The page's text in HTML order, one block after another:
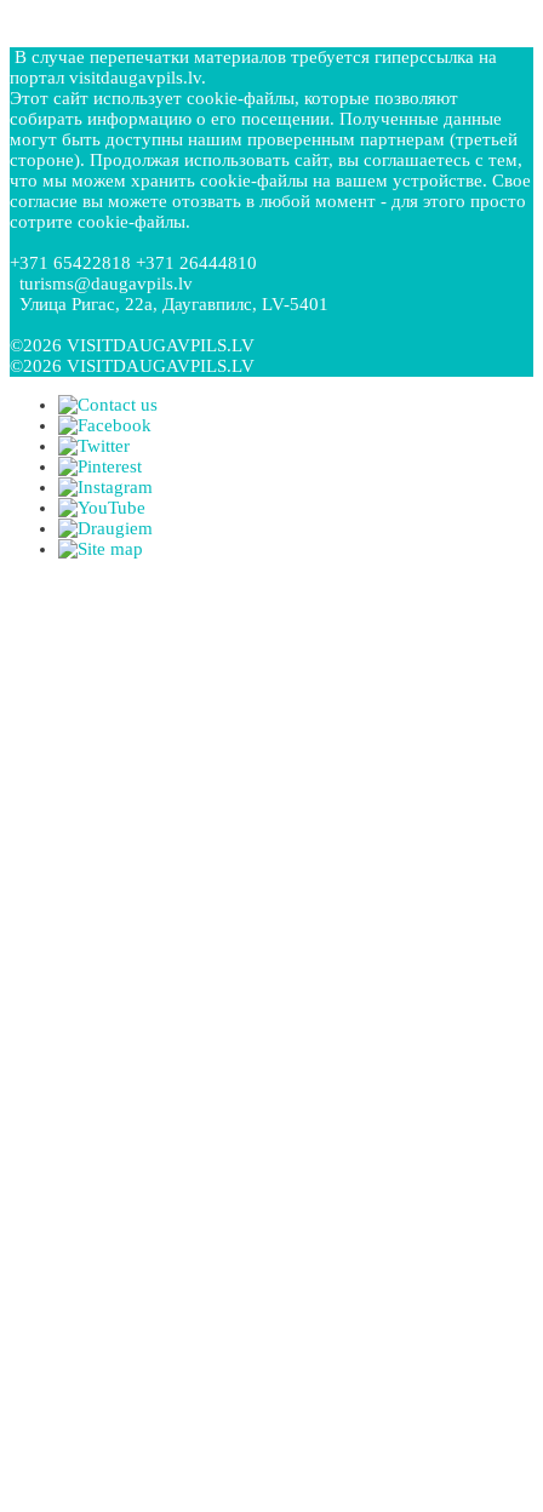
В случае перепечатки материалов требуется гиперссылка на
портал visitdaugavpils.lv.
Этот сайт использует cookie-файлы, которые позволяют
собирать информацию о его посещении. Полученные данные
могут быть доступны нашим проверенным партнерам (третьей
стороне). Продолжая использовать сайт, вы соглашаетесь с тем,
что мы можем хранить cookie-файлы на вашем устройстве. Свое
согласие вы можете отозвать в любой момент - для этого просто
сотрите cookie-файлы.
+371 65422818 +371 26444810
turisms@daugavpils.lv
Улица Ригас, 22a, Даугавпилс, LV-5401
©2026 VISITDAUGAVPILS.LV
©2026 VISITDAUGAVPILS.LV